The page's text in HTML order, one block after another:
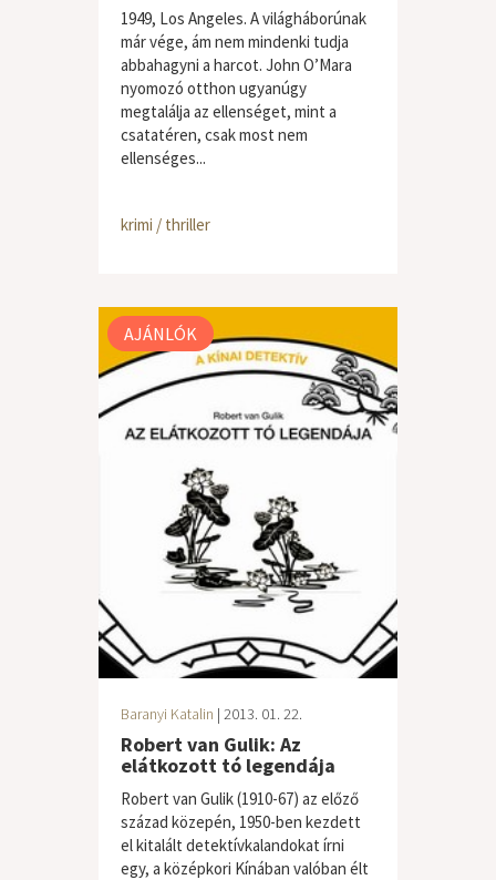
1949, Los Angeles. A világháborúnak
már vége, ám nem mindenki tudja
abbahagyni a harcot. John O’Mara
nyomozó otthon ugyanúgy
megtalálja az ellenséget, mint a
csatatéren, csak most nem
ellenséges...
krimi / thriller
AJÁNLÓK
Baranyi Katalin | 2013. 01. 22.
Robert van Gulik: Az
elátkozott tó legendája
Robert van Gulik (1910-67) az előző
század közepén, 1950-ben kezdett
el kitalált detektívkalandokat írni
egy, a középkori Kínában valóban élt